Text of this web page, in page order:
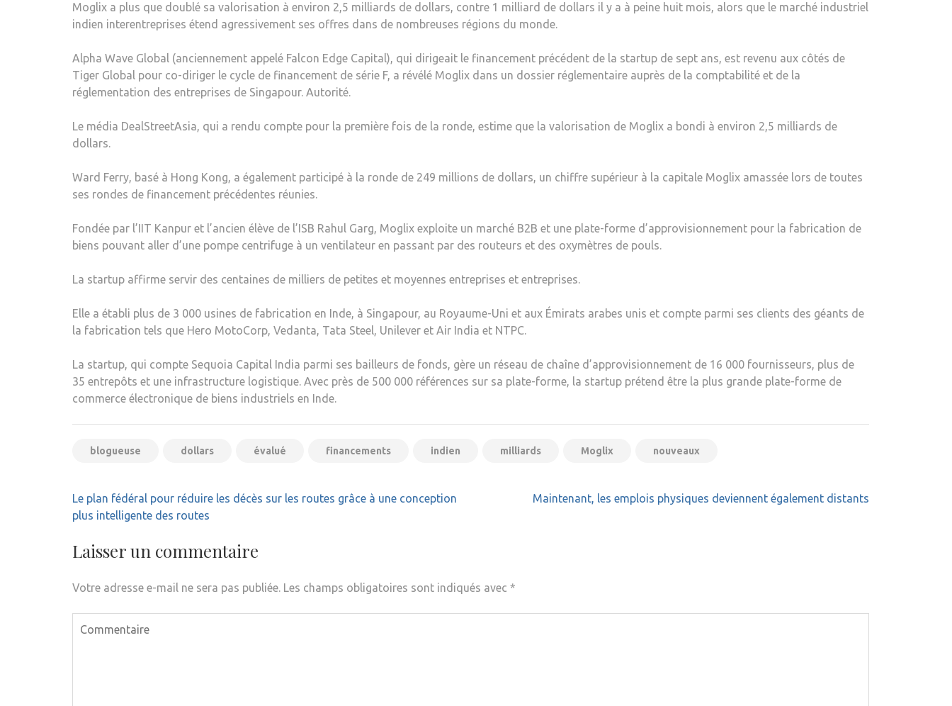
Moglix a plus que doublé sa valorisation à environ 2,5 milliards de dollars, contre 1 milliard de dollars il y a à peine huit mois, alors que le marché industriel
indien interentreprises étend agressivement ses offres dans de nombreuses régions du monde.
Alpha Wave Global (anciennement appelé Falcon Edge Capital), qui dirigeait le financement précédent de la startup de sept ans, est revenu aux côtés de
Tiger Global pour co-diriger le cycle de financement de série F, a révélé Moglix dans un dossier réglementaire auprès de la comptabilité et de la
réglementation des entreprises de Singapour. Autorité.
Le média DealStreetAsia, qui a rendu compte pour la première fois de la ronde, estime que la valorisation de Moglix a bondi à environ 2,5 milliards de
dollars.
Ward Ferry, basé à Hong Kong, a également participé à la ronde de 249 millions de dollars, un chiffre supérieur à la capitale Moglix amassée lors de toutes
ses rondes de financement précédentes réunies.
Fondée par l’IIT Kanpur et l’ancien élève de l’ISB Rahul Garg, Moglix exploite un marché B2B et une plate-forme d’approvisionnement pour la fabrication de
biens pouvant aller d’une pompe centrifuge à un ventilateur en passant par des routeurs et des oxymètres de pouls.
La startup affirme servir des centaines de milliers de petites et moyennes entreprises et entreprises.
Elle a établi plus de 3 000 usines de fabrication en Inde, à Singapour, au Royaume-Uni et aux Émirats arabes unis et compte parmi ses clients des géants de
la fabrication tels que Hero MotoCorp, Vedanta, Tata Steel, Unilever et Air India et NTPC.
La startup, qui compte Sequoia Capital India parmi ses bailleurs de fonds, gère un réseau de chaîne d’approvisionnement de 16 000 fournisseurs, plus de
35 entrepôts et une infrastructure logistique. Avec près de 500 000 références sur sa plate-forme, la startup prétend être la plus grande plate-forme de
commerce électronique de biens industriels en Inde.
blogueuse dollars évalué financements indien milliards Moglix nouveaux
Navigation
de
Le plan fédéral pour réduire les décès sur les routes grâce à une conception
plus intelligente des routes
Maintenant, les emplois physiques deviennent également distants
Laisser un commentaire
Votre adresse e-mail ne sera pas publiée. Les champs obligatoires sont indiqués avec *